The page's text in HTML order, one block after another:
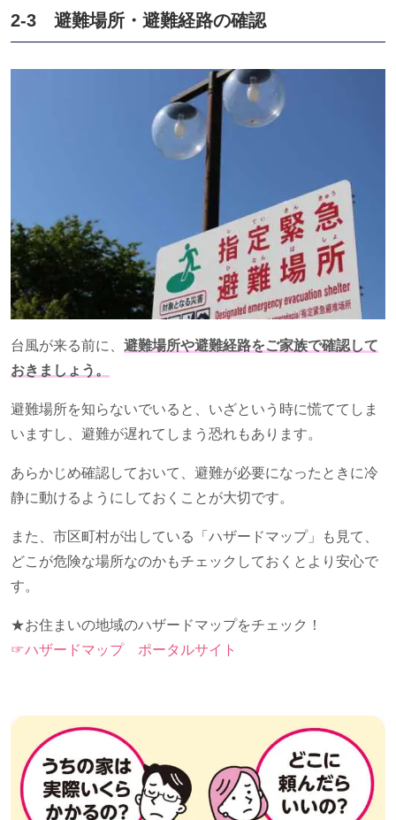
2-3 避難場所・避難経路の確認
台風が来る前に、 避難場所や避難経路をご家族で確認して
おきましょう。
避難場所を知らないでいると、いざという時に慌ててしま
いますし、避難が遅れてしまう恐れもあります。
あらかじめ確認しておいて、避難が必要になったときに冷
静に動けるようにしておくことが大切です。
また、市区町村が出している「ハザードマップ」も見て、
どこが危険な場所なのかもチェックしておくとより安心で
す。
★お住まいの地域のハザードマップをチェック！
☞ハザードマップ ポータルサイト